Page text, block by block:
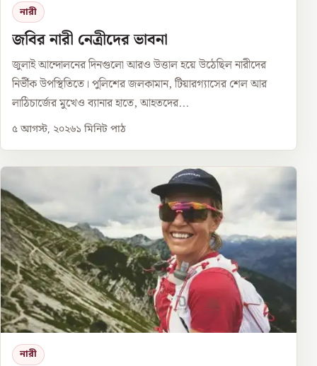
নারী
জবির নারী নেত্রীদের ভাবনা
জুলাই আন্দোলনের দিনগুলো আরও উত্তাল হয়ে উঠেছিল নারীদের
নির্ভীক উপস্থিতিতে। পুলিশের জলকামান, টিয়ারগ্যাসের শেল আর
লাঠিচার্জের মুখেও ব্যানার হাতে, আহতদের...
৫ আগস্ট, ২০২৬১ মিনিট পাঠ
নারী